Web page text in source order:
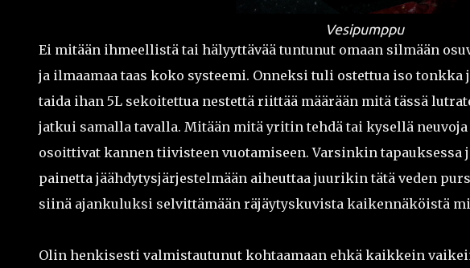
Vesipumppu
Ei mitään ihmeellistä tai hälyyttävää tuntunut omaan silmään
ja ilmaamaa taas koko systeemi. Onneksi tuli ostettua iso tonkka
taida ihan 5L sekoitettua nestettä riittää määrään mitä tässä
jatkui samalla tavalla. Mitään mitä yritin tehdä tai kysellä
osoittivat kannen tiivisteen vuotamiseen. Varsinkin tapauksessa
painetta jäähdytysjärjestelmään aiheuttaa juurikin tätä veden
siinä ajankuluksi selvittämään räjäytyskuvista kaikennäköistä
Olin henkisesti valmistautunut kohtaamaan ehkä kaikkein